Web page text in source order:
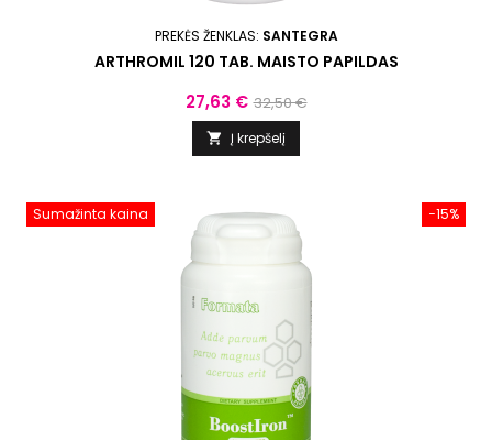
PREKĖS ŽENKLAS: SANTEGRA
ARTHROMIL 120 TAB. MAISTO PAPILDAS
Kaina
27,63 € Bazinė
kaina
32,50 €
 Į krepšelį
−15%
Sumažinta kaina